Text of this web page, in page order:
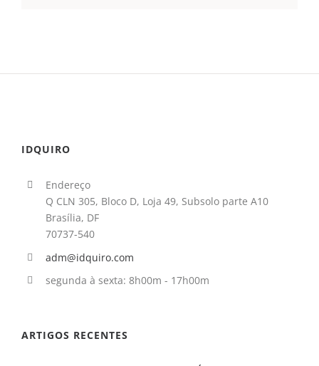
IDQUIRO
Endereço
Q CLN 305, Bloco D, Loja 49, Subsolo parte A10
Brasília, DF
70737-540
adm@idquiro.com
segunda à sexta: 8h00m - 17h00m
ARTIGOS RECENTES